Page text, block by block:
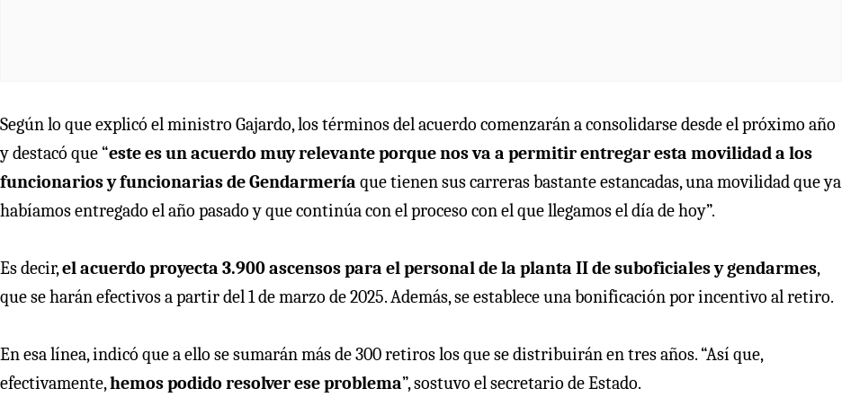
Según lo que explicó el ministro Gajardo, los términos del acuerdo comenzarán a consolidarse desde el próximo año
y destacó que “este es un acuerdo muy relevante porque nos va a permitir entregar esta movilidad a los
funcionarios y funcionarias de Gendarmería que tienen sus carreras bastante estancadas, una movilidad que ya
habíamos entregado el año pasado y que continúa con el proceso con el que llegamos el día de hoy”.
Es decir,el acuerdo proyecta 3.900 ascensos para el personal de la planta II de suboficiales y gendarmes,
que se harán efectivos a partir del 1 de marzo de 2025. Además, se establece una bonificación por incentivo al retiro.
En esa línea, indicó que a ello se sumarán más de 300 retiros los que se distribuirán en tres años. “Así que,
efectivamente,hemos podido resolver ese problema”, sostuvo el secretario de Estado.